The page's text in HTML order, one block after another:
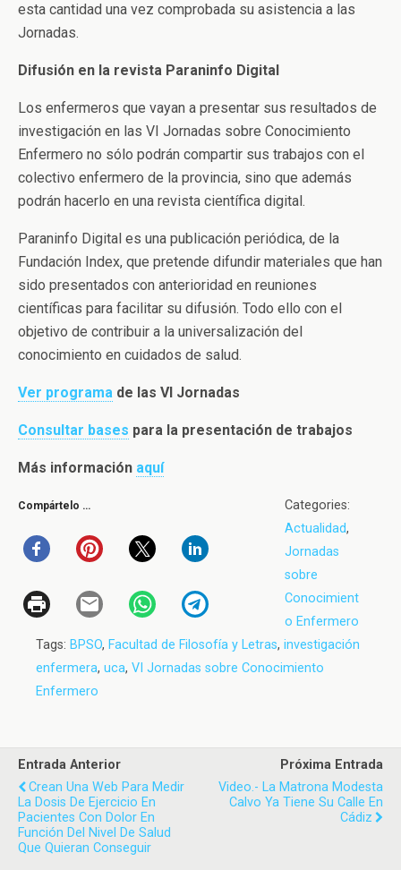
esta cantidad una vez comprobada su asistencia a las
Jornadas.
Difusión en la revista Paraninfo Digital
Los enfermeros que vayan a presentar sus resultados de
investigación en las VI Jornadas sobre Conocimiento
Enfermero no sólo podrán compartir sus trabajos con el
colectivo enfermero de la provincia, sino que además
podrán hacerlo en una revista científica digital.
Paraninfo Digital es una publicación periódica, de la
Fundación Index, que pretende difundir materiales que han
sido presentados con anterioridad en reuniones
científicas para facilitar su difusión. Todo ello con el
objetivo de contribuir a la universalización del
conocimiento en cuidados de salud.
Ver programa de las VI Jornadas
Consultar bases para la presentación de trabajos
Más información aquí
Compártelo …
Categories:
Actualidad,
Jornadas
sobre
Conocimient
o Enfermero
Tags: BPSO, Facultad de Filosofía y Letras, investigación
enfermera, uca, VI Jornadas sobre Conocimiento
Enfermero
Entrada Anterior
Crean Una Web Para Medir
La Dosis De Ejercicio En
Pacientes Con Dolor En
Función Del Nivel De Salud
Que Quieran Conseguir
Próxima Entrada
Video.- La Matrona Modesta
Calvo Ya Tiene Su Calle En
Cádiz